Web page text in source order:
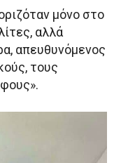
μόνο στο
αλλά
απευθυνόμενος
τους